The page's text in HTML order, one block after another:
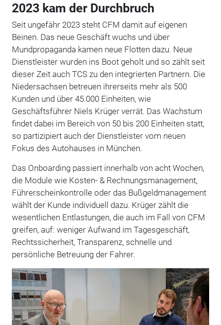
2023 kam der Durchbruch
Seit ungefähr 2023 steht CFM damit auf eigenen
Beinen. Das neue Geschäft wuchs und über
Mundpropaganda kamen neue Flotten dazu. Neue
Dienstleister wurden ins Boot geholt und so zählt seit
dieser Zeit auch TCS zu den integrierten Partnern. Die
Niedersachsen betreuen ihrerseits mehr als 500
Kunden und über 45.000 Einheiten, wie
Geschäftsführer Niels Krüger verrät. Das Wachstum
findet dabei im Bereich von 50 bis 200 Einheiten statt,
so partizipiert auch der Dienstleister vom neuen
Fokus des Autohauses in München.
Das Onboarding passiert innerhalb von acht Wochen,
die Module wie Kosten- & Rechnungsmanagement,
Führerscheinkontrolle oder das Bußgeldmanagement
wählt der Kunde individuell dazu. Krüger zählt die
wesentlichen Entlastungen, die auch im Fall von CFM
greifen, auf: weniger Aufwand im Tagesgeschäft,
Rechtssicherheit, Transparenz, schnelle und
persönliche Betreuung der Fahrer.